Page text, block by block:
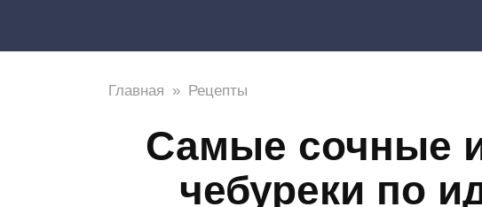
Главная » Рецепты
Самые сочные
чебуреки по